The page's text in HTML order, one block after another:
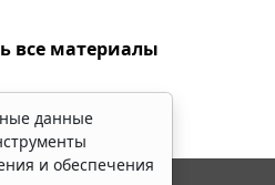
все материалы
данные
и обеспечения